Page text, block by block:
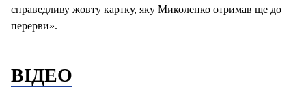
справедливу жовту картку, яку Миколенко отримав ще до
перерви».
ВІДЕО